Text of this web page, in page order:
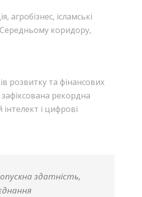
ісламські
Середньому коридору,
розвитку та фінансових
рекордна
і цифрові
здатність,